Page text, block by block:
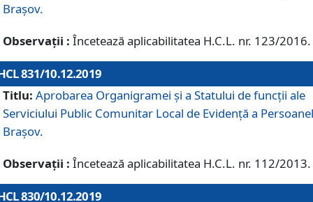
Brașov.
Observații : Încetează aplicabilitatea H.C.L. nr. 123/2016.
831/10.12.2019
Titlu: Aprobarea Organigramei și a Statului de funcții ale
Serviciului Public Comunitar Local de Evidență a
Brașov.
Observații : Încetează aplicabilitatea H.C.L. nr. 112/2013.
830/10.12.2019